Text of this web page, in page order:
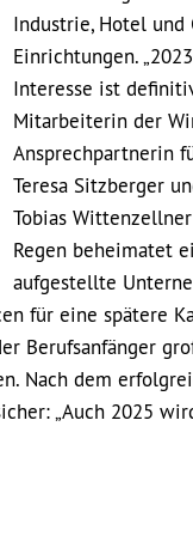
Industrie, Hotel
Einrichtungen.
Interesse ist
Mitarbeiterin der
Ansprechpartnerin
Teresa Sitzberger
Tobias
Regen beheimatet
aufgestellte
für eine spätere
Berufsanfänger
Nach dem
„Auch 2025